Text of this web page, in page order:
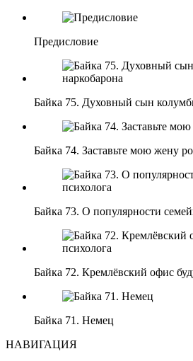
Предисловие
Байка 75. Духовный сын
Байка 74. Заставьте мою жену
Байка 73. О популярности
Байка 72. Кремлёвский офис
Байка 71. Немец
НАВИГАЦИЯ